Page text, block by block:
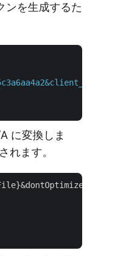
ンを生成するた
に変換しま
れます。